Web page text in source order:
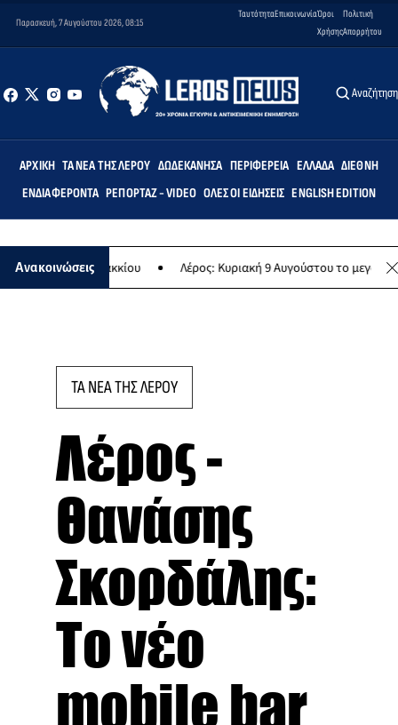
Παρασκευή, 7 Αυγούστου 2026, 08:15
ΤαυτότηταΕπικοινωνίαΌροι
Χρήσης
Πολιτική
Απορρήτου
Αναζήτηση
ΑΡΧΙΚΉ ΤΑ ΝΈΑ ΤΗΣ ΛΈΡΟΥ ΔΩΔΕΚΆΝΗΣΑ ΠΕΡΙΦΈΡΕΙΑ ΕΛΛΆΔΑ ΔΙΕΘΝΉ
ΕΝΔΙΑΦΈΡΟΝΤΑ ΡΕΠΟΡΤΆΖ - VIDEO ΌΛΕΣ ΟΙ ΕΙΔΉΣΕΙΣ ENGLISH EDITION
Ανακοινώσεις
Λακκίου Λέρος: Κυριακή 9 Αυγούστου το μεγαλύτερο νησιώτικο
ΤΑ ΝΕΑ ΤΗΣ ΛΕΡΟΥ
Λέρος -
Θανάσης
Σκορδάλης:
Το νέο
mobile bar